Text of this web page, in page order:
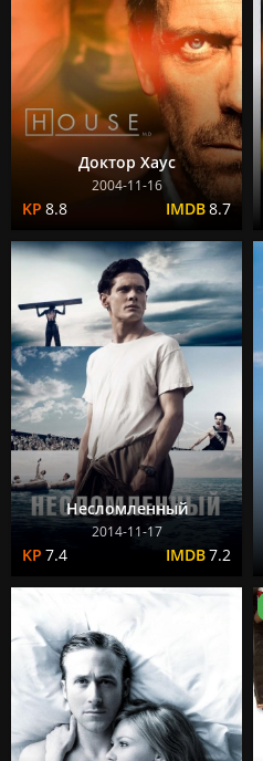
Доктор Хаус
2004-11-16
8.8 8.7
Несломленный
2014-11-17
7.4 7.2